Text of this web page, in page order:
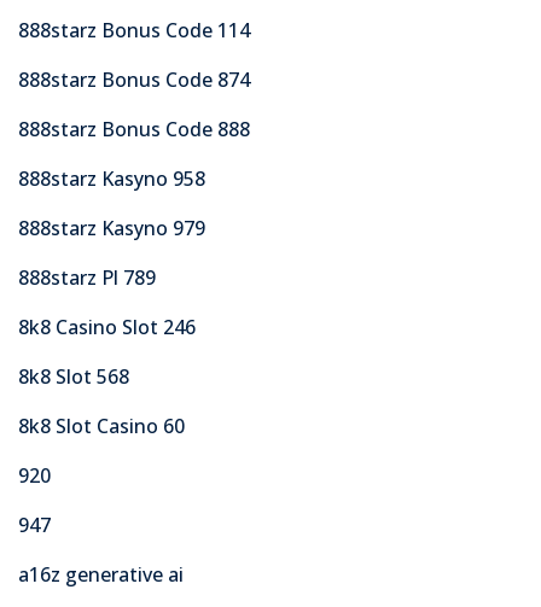
888starz Bonus Code 114
888starz Bonus Code 874
888starz Bonus Code 888
888starz Kasyno 958
888starz Kasyno 979
888starz Pl 789
8k8 Casino Slot 246
8k8 Slot 568
8k8 Slot Casino 60
920
947
a16z generative ai